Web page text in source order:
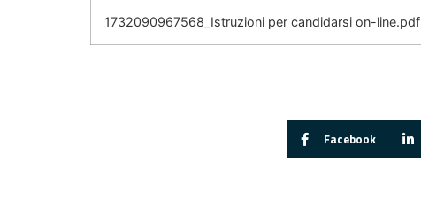
1732090967568_Istruzioni per candidarsi on-line.pdf
Facebook